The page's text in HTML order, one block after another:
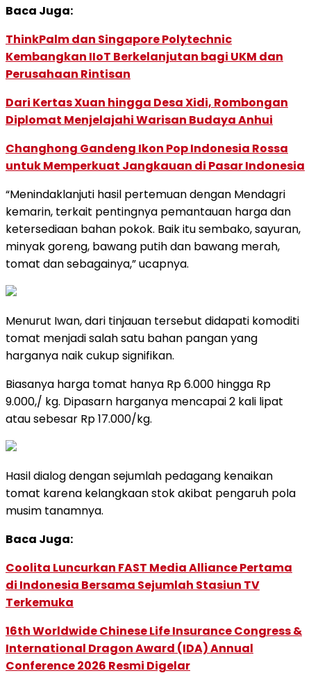
Baca Juga:
ThinkPalm dan Singapore Polytechnic
Kembangkan IIoT Berkelanjutan bagi UKM dan
Perusahaan Rintisan
Dari Kertas Xuan hingga Desa Xidi, Rombongan
Diplomat Menjelajahi Warisan Budaya Anhui
Changhong Gandeng Ikon Pop Indonesia Rossa
untuk Memperkuat Jangkauan di Pasar Indonesia
“Menindaklanjuti hasil pertemuan dengan Mendagri
kemarin, terkait pentingnya pemantauan harga dan
ketersediaan bahan pokok. Baik itu sembako, sayuran,
minyak goreng, bawang putih dan bawang merah,
tomat dan sebagainya,” ucapnya.
Menurut Iwan, dari tinjauan tersebut didapati komoditi
tomat menjadi salah satu bahan pangan yang
harganya naik cukup signifikan.
Biasanya harga tomat hanya Rp 6.000 hingga Rp
9.000,/ kg. Dipasarn harganya mencapai 2 kali lipat
atau sebesar Rp 17.000/kg.
Hasil dialog dengan sejumlah pedagang kenaikan
tomat karena kelangkaan stok akibat pengaruh pola
musim tanamnya.
Baca Juga:
Coolita Luncurkan FAST Media Alliance Pertama
di Indonesia Bersama Sejumlah Stasiun TV
Terkemuka
16th Worldwide Chinese Life Insurance Congress &
International Dragon Award (IDA) Annual
Conference 2026 Resmi Digelar